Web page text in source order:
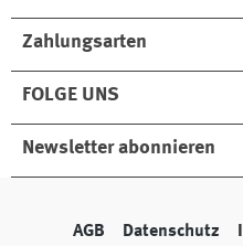
Zahlungsarten
FOLGE UNS
Newsletter abonnieren
AGB Datenschutz